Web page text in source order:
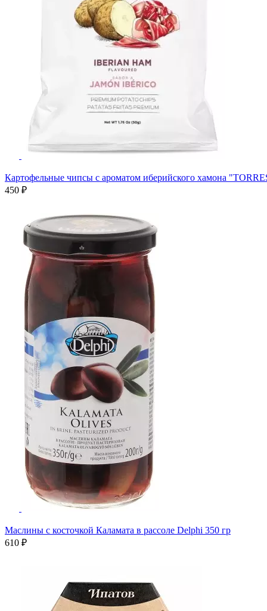
Картофельные чипсы с ароматом иберийского хамона
450 ₽
Маслины с косточкой Каламата в рассоле Delphi 350 гр
610 ₽